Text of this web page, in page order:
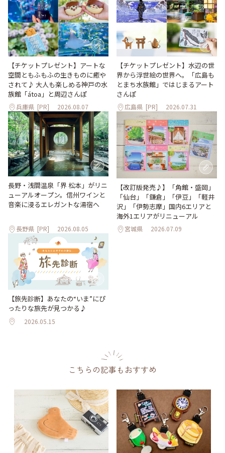
【チケットプレゼント】アートな
空間ともふもふの生きものに癒や
されて♪ 大人も楽しめる神戸の水
族館「átoa」と周辺さんぽ
兵庫県 [PR] 2026.08.07
【チケットプレゼント】水辺の世
界から浮世絵の世界へ。「広島も
とまち水族館」ではじまるアート
さんぽ
広島県 [PR] 2026.07.31
長野・浅間温泉「界 松本」がリニ
ューアルオープン。信州ワインと
音楽に浸るエレガントな湯宿へ
長野県 [PR] 2026.08.05
【改訂版発売♪】「角館・盛岡」
「仙台」「鎌倉」「伊豆」「軽井
沢」「伊勢志摩」国内6エリアと
海外1エリアがリニューアル
宮城県 2026.07.09
【旅先診断】あなたの“いま”にぴ
ったりな旅先が見つかる♪
2026.05.15
こちらの記事もおすすめ